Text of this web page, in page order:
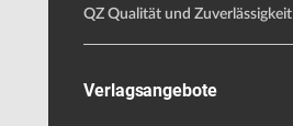
QZ Qualität und Zuverlässigkeit
Verlagsangebote